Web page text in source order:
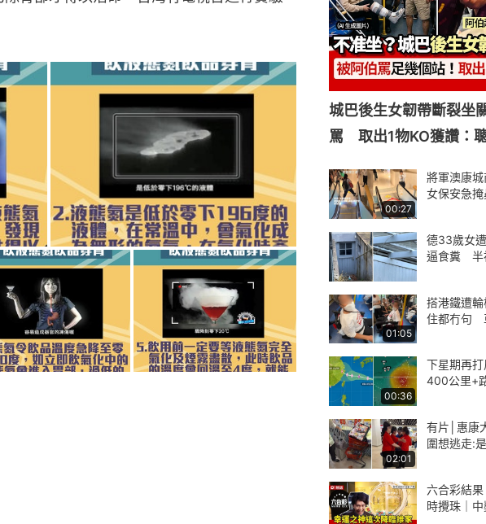
城巴後生女韌帶斷裂坐
罵 取出1物KO獲讚：
00:27
將軍澳康城
女保安急
德33歲女
逼食糞 半
01:05
搭港鐵遭
住都冇句
00:36
下星期再
400公里+
02:01
有片│惠康
圍想逃走:
六合彩結
時攪珠｜